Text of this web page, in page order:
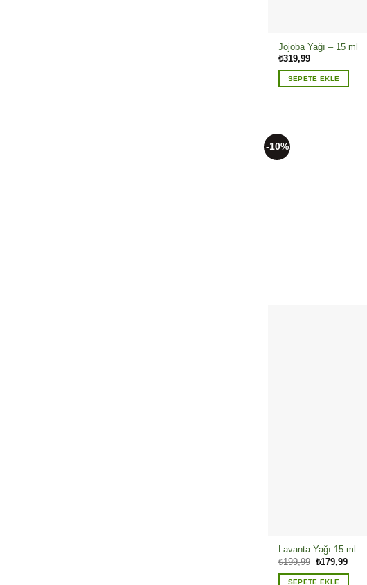
Jojoba Yağı – 15 ml
₺319,99
SEPETE EKLE
-10%
Lavanta Yağı 15 ml
₺199,99 Orijinal
₺199,99.
₺179,99Şu
fiyat:
SEPETE EKLE